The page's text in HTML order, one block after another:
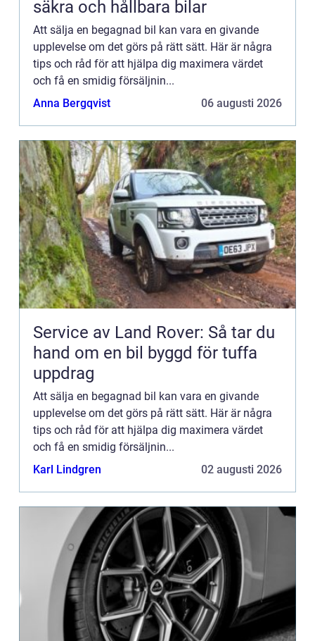
säkra och hållbara bilar
Att sälja en begagnad bil kan vara en givande
upplevelse om det görs på rätt sätt. Här är några
tips och råd för att hjälpa dig maximera värdet
och få en smidig försäljnin...
Anna Bergqvist
06 augusti 2026
Service av Land Rover: Så tar du
hand om en bil byggd för tuffa
uppdrag
Att sälja en begagnad bil kan vara en givande
upplevelse om det görs på rätt sätt. Här är några
tips och råd för att hjälpa dig maximera värdet
och få en smidig försäljnin...
Karl Lindgren
02 augusti 2026